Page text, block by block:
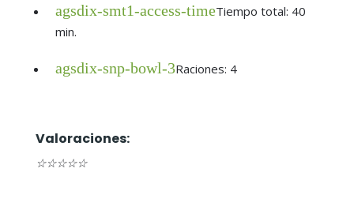
agsdix-smt1-access-timeTiempo total: 40
min.
agsdix-snp-bowl-3Raciones: 4
Valoraciones:
☆☆☆☆☆